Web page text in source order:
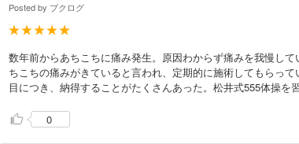
Posted by ブクログ
数年前からあちこちに痛み発生。原因わからず痛みを我慢し
ちこちの痛みがきていると言われ、定期的に施術してもらっ
目につき、納得することがたくさんあった。松井式555体操を
0